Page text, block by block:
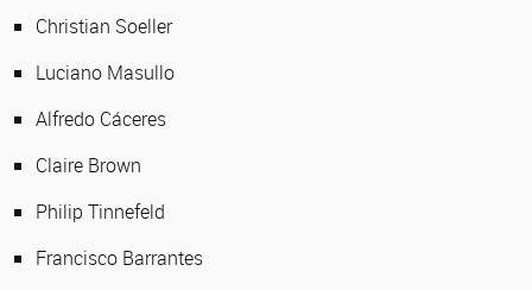
Christian Soeller
Luciano Masullo
Alfredo Cáceres
Claire Brown
Philip Tinnefeld
Francisco Barrantes